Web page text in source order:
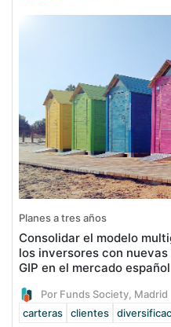
Planes a tres años
Consolidar el modelo
los inversores con
GIP en el mercado español
Por Funds Society, Madrid
carteras
clientes